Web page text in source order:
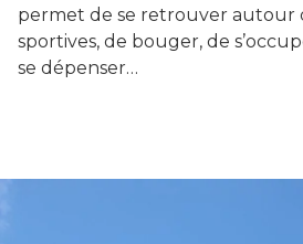
permet de se retrouver autour
sportives, de bouger, de
se dépenser…